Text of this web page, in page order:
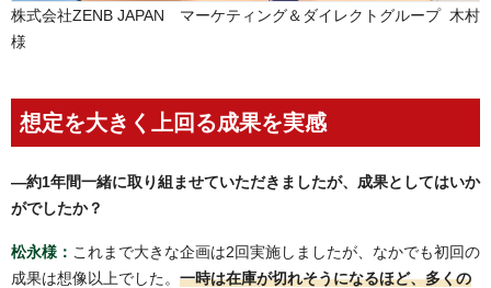
株式会社ZENB JAPAN マーケティング＆ダイレクトグループ 木村
様
想定を大きく上回る成果を実感
―約1年間一緒に取り組ませていただきましたが、成果としてはいか
がでしたか？
松永様： これまで大きな企画は2回実施しましたが、なかでも初回の
成果は想像以上でした。 一時は在庫が切れそうになるほど、多くの